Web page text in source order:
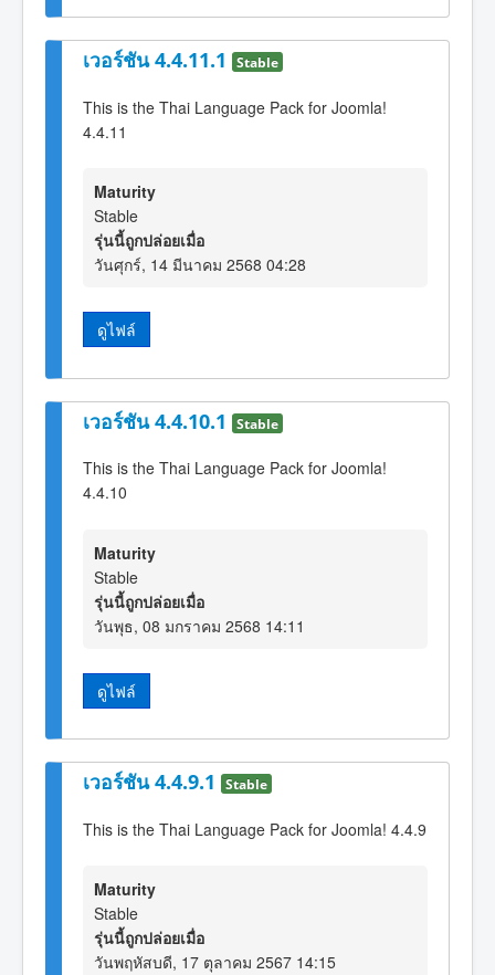
เวอร์ชัน 4.4.11.1 Stable
This is the Thai Language Pack for Joomla!
4.4.11
Maturity
Stable
รุ่นนี้ถูกปล่อยเมื่อ
วันศุกร์, 14 มีนาคม 2568 04:28
ดูไฟล์
เวอร์ชัน 4.4.10.1 Stable
This is the Thai Language Pack for Joomla!
4.4.10
Maturity
Stable
รุ่นนี้ถูกปล่อยเมื่อ
วันพุธ, 08 มกราคม 2568 14:11
ดูไฟล์
เวอร์ชัน 4.4.9.1 Stable
This is the Thai Language Pack for Joomla! 4.4.9
Maturity
Stable
รุ่นนี้ถูกปล่อยเมื่อ
วันพฤหัสบดี, 17 ตุลาคม 2567 14:15